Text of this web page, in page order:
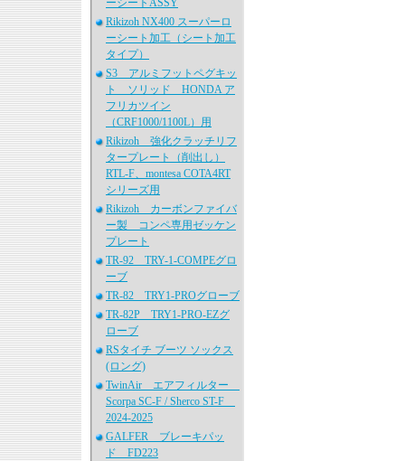
ーシートASSY
Rikizoh NX400 スーパーロ
ーシート加工（シート加工
タイプ）
S3 アルミフットペグキッ
ト ソリッド HONDA ア
フリカツイン
（CRF1000/1100L）用
Rikizoh 強化クラッチリフ
タープレート（削出し）
RTL-F、montesa COTA4RT
シリーズ用
Rikizoh カーボンファイバ
ー製 コンペ専用ゼッケン
プレート
TR-92 TRY-1-COMPEグロ
ーブ
TR-82 TRY1-PROグローブ
TR-82P TRY1-PRO-EZグ
ローブ
RSタイチ ブーツ ソックス
(ロング)
TwinAir エアフィルター
Scorpa SC-F / Sherco ST-F
2024-2025
GALFER ブレーキパッ
ド FD223